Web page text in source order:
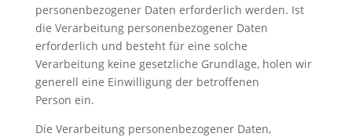
personenbezogener Daten erforderlich werden. Ist
die Verarbeitung personenbezogener Daten
erforderlich und besteht für eine solche
Verarbeitung keine gesetzliche Grundlage, holen wir
generell eine Einwilligung der betroffenen
Person ein.
Die Verarbeitung personenbezogener Daten,